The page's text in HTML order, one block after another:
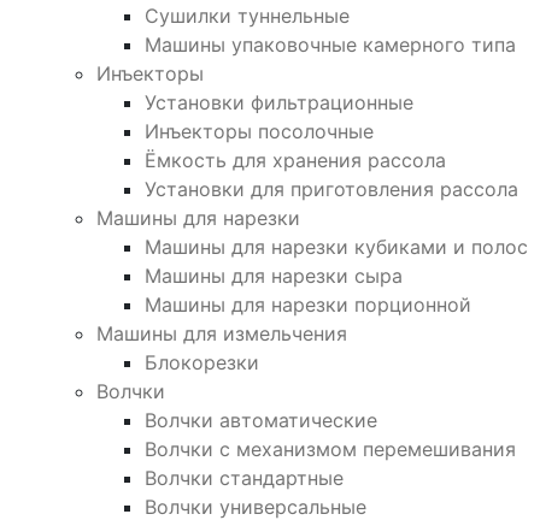
Сушилки туннельные
Машины упаковочные камерного типа
Инъекторы
Установки фильтрационные
Инъекторы посолочные
Ёмкость для хранения рассола
Установки для приготовления рассола
Машины для нарезки
Машины для нарезки кубиками и полос
Машины для нарезки сыра
Машины для нарезки порционной
Машины для измельчения
Блокорезки
Волчки
Волчки автоматические
Волчки с механизмом перемешивания
Волчки стандартные
Волчки универсальные